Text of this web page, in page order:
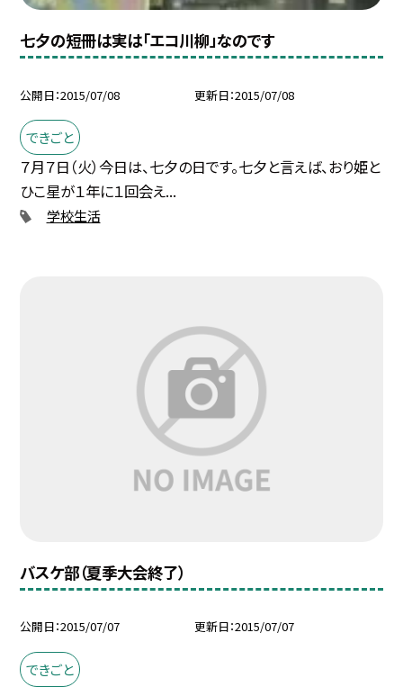
七夕の短冊は実は「エコ川柳」なのです
公開日 2015/07/08 更新日 2015/07/08
できごと
７月７日（火）今日は、七夕の日です。七夕と言えば、おり姫と
ひこ星が１年に１回会え...
学校生活
バスケ部（夏季大会終了）
公開日 2015/07/07 更新日 2015/07/07
できごと